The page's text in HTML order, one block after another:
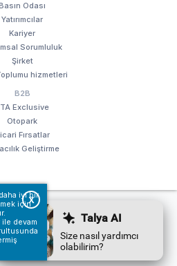
iyi bir
için
ile devam
X
Odası
Yatırımcılar
Kariyer
Sorumluluk
Şirket
hizmetleri
B2B
Exclusive
Otopark
Fırsatlar
Geliştirme
2018. Tüm hakları saklıdır.
Bilgi Toplumu hizmetleri